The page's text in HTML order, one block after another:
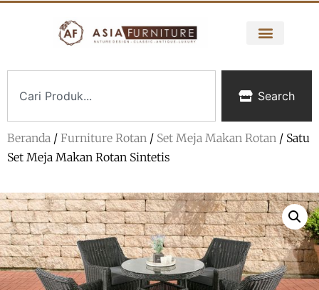
Search
Beranda / Furniture Rotan / Set Meja Makan Rotan / Satu
Set Meja Makan Rotan Sintetis